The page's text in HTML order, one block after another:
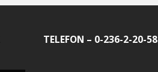
TELEFON – 0-236-2-20-58